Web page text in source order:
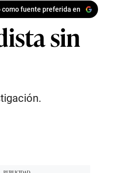
como fuente preferida en
sin